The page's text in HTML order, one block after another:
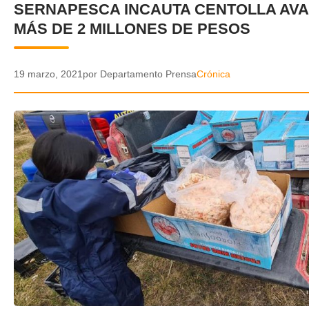
DEPORTES
POLICIAL
AUDIOS
VIDEOS
GALERIA DE FOTOS
APP MÓVIL
TRANSPARENCIA
✕
SERNAPESCA INCAUTA CENTOLLA
MÁS DE 2 MILLONES DE PESOS
19 marzo, 2021por Departamento PrensaCrónica